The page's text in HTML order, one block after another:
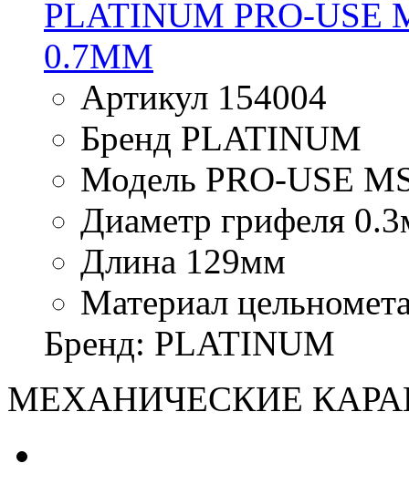
PLATINUM PRO-USE
0.7ММ
Артикул 154004
Бренд PLATINUM
Модель PRO-USE
Диаметр грифеля
Длина 129мм
Материал
Бренд: PLATINUM
МЕХАНИЧЕСКИЕ